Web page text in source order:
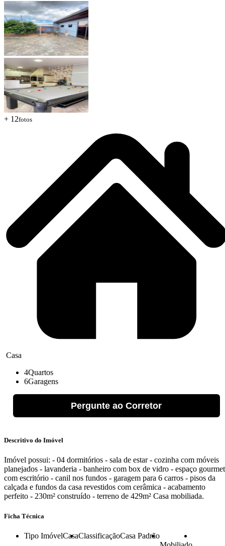
+ 12fotos
Casa
4Quartos
6Garagens
Pergunte ao Corretor
Descritivo do Imóvel
Imóvel possui: - 04 dormitórios - sala de estar - cozinha com móveis
planejados - lavanderia - banheiro com box de vidro - espaço gourmet
com escritório - canil nos fundos - garagem para 6 carros - pisos da
calçada e fundos da casa revestidos com cerâmica - acabamento
perfeito - 230m² construído - terreno de 429m² Casa mobiliada.
Ficha Técnica
Tipo ImóvelCasaClassificaçãoCasa Padrão